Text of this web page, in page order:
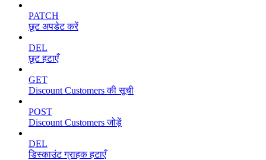
PATCH
छूट अपडेट करें
DEL
छूट हटाएँ
GET
Discount Customers की सूची
POST
Discount Customers जोड़ें
DEL
डिस्काउंट ग्राहक हटाएँ